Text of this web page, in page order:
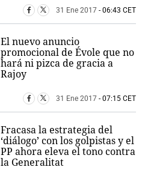
31 Ene 2017 - 06:43 CET
El nuevo anuncio
promocional de Évole que no
hará ni pizca de gracia a
Rajoy
31 Ene 2017 - 07:15 CET
Fracasa la estrategia del
‘diálogo’ con los golpistas y el
PP ahora eleva el tono contra
la Generalitat